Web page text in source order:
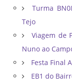
Turma
Tejo
Viagem de
Nuno ao
Festa Final
EB1 do